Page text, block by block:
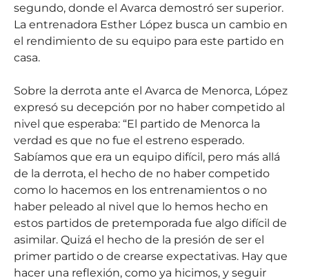
segundo, donde el Avarca demostró ser superior.
La entrenadora Esther López busca un cambio en
el rendimiento de su equipo para este partido en
casa.
Sobre la derrota ante el Avarca de Menorca, López
expresó su decepción por no haber competido al
nivel que esperaba: “El partido de Menorca la
verdad es que no fue el estreno esperado.
Sabíamos que era un equipo difícil, pero más allá
de la derrota, el hecho de no haber competido
como lo hacemos en los entrenamientos o no
haber peleado al nivel que lo hemos hecho en
estos partidos de pretemporada fue algo difícil de
asimilar. Quizá el hecho de la presión de ser el
primer partido o de crearse expectativas. Hay que
hacer una reflexión, como ya hicimos, y seguir